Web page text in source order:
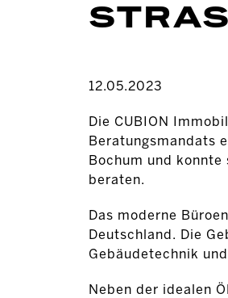
12.05.2023
Die CUBION
Beratungsmandats
Bochum und
beraten.
Das moderne
Deutschland. Die
Gebäudetechnik
Neben der idealen